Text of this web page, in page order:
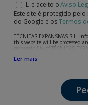
Li e aceito o Aviso
Este site é protegido pelo
do Google e os Termos
TÉCNICAS EXPANSIVAS S.L.
this website will be processed
responsibility of TÉCNICAS
following: attention to your
The data in our files are
confidentiality and shall
Data Protection Regulation
Ler mais